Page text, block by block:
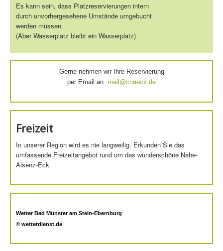
Es kann sein, dass Platzreservierungen intern
durch unvorhergesehene Umstände umgebucht
werden müssen.
(Aber Wasserplatz bleibt ein Wasserplatz)
Gerne nehmen wir Ihre Reservierung
per Email an: mail@cnaeck.de
Freizeit
In unserer Region wird es nie langweilig. Erkunden Sie das
umfassende Freizeitangebot rund um das wunderschöne Nahe-
Alsenz-Eck.
Wetter Bad Münster am Stein-Ebernburg
© wetterdienst.de